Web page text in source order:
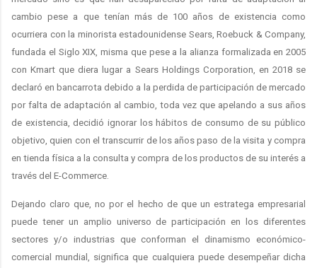
cambio pese a que tenían más de 100 años de existencia como
ocurriera con la minorista estadounidense Sears, Roebuck & Company,
fundada el Siglo XIX, misma que pese a la alianza formalizada en 2005
con Kmart que diera lugar a Sears Holdings Corporation, en 2018 se
declaró en bancarrota debido a la perdida de participación de mercado
por falta de adaptación al cambio, toda vez que apelando a sus años
de existencia, decidió ignorar los hábitos de consumo de su público
objetivo, quien con el transcurrir de los años paso de la visita y compra
en tienda física a la consulta y compra de los productos de su interés a
través del E-Commerce.
Dejando claro que, no por el hecho de que un estratega empresarial
puede tener un amplio universo de participación en los diferentes
sectores y/o industrias que conforman el dinamismo económico-
comercial mundial, significa que cualquiera puede desempeñar dicha